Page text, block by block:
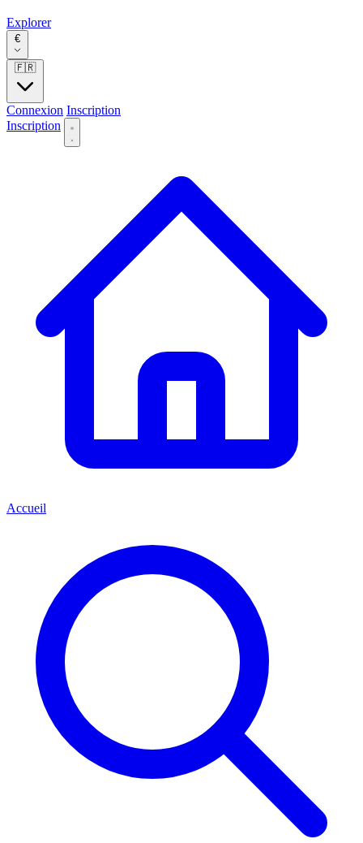
Explorer
€
🇫🇷
Connexion Inscription
Inscription
Accueil